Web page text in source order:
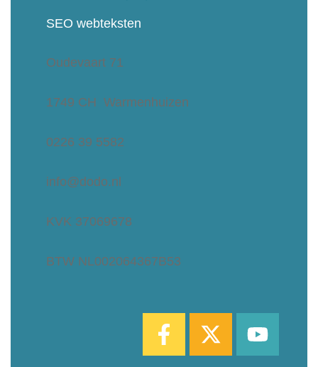
SEO webteksten
Oudevaart 71
1749 CH Warmenhuizen
0226 39 5582
info@dodo.nl
KVK 37069678
BTW NL002064367B53